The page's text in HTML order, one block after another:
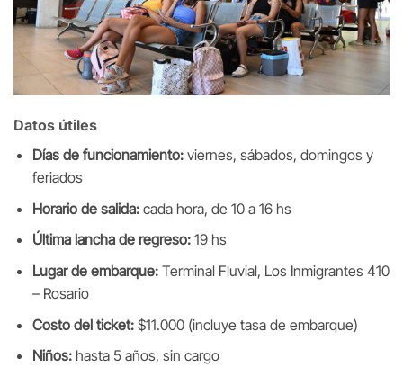
Datos útiles
Días de funcionamiento:viernes, sábados, domingos y
feriados
Horario de salida:cada hora, de 10 a 16 hs
Última lancha de regreso:19 hs
Lugar de embarque:Terminal Fluvial, Los Inmigrantes 410
– Rosario
Costo del ticket:$11.000 (incluye tasa de embarque)
Niños:hasta 5 años, sin cargo